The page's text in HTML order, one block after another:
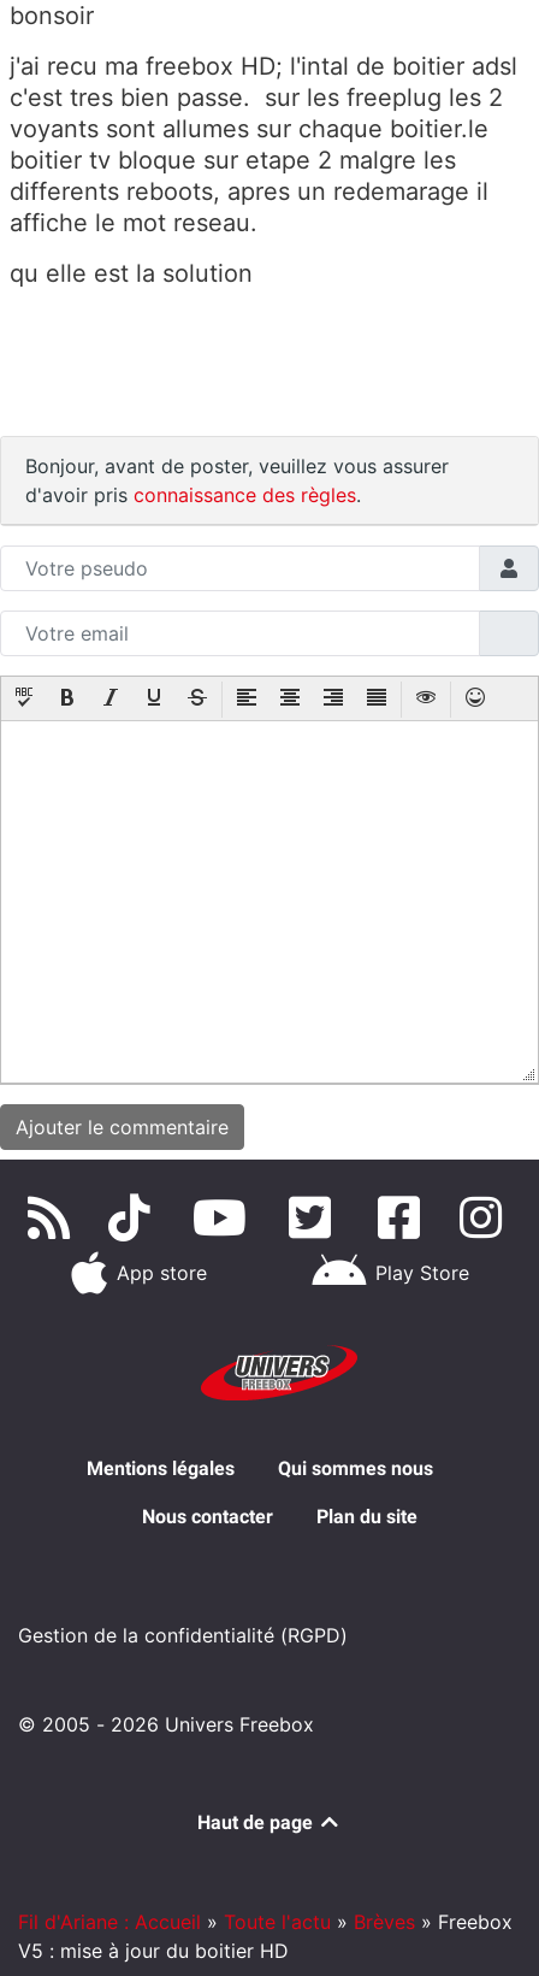
bonsoir
j'ai recu ma freebox HD; l'intal de boitier adsl
c'est tres bien passe. sur les freeplug les 2
voyants sont allumes sur chaque boitier.le
boitier tv bloque sur etape 2 malgre les
differents reboots, apres un redemarage il
affiche le mot reseau.
qu elle est la solution
Bonjour, avant de poster, veuillez vous assurer
d'avoir pris connaissance des règles.
App store Play Store
Mentions légales Qui sommes nous
Nous contacter Plan du site
Gestion de la confidentialité (RGPD)
© 2005 - 2026 Univers Freebox
Haut de page
Fil d'Ariane : Accueil » Toute l'actu » Brèves » Freebox
V5 : mise à jour du boitier HD